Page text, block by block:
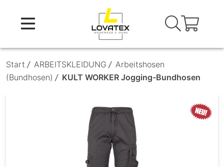
content
Start / ARBEITSKLEIDUNG / Arbeitshosen
(Bundhosen) / KULT WORKER Jogging-Bundhosen